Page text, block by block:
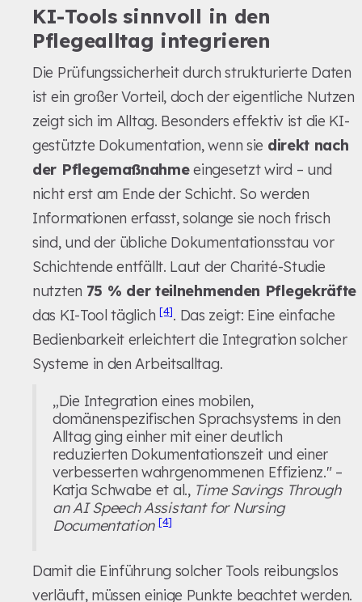
KI-Tools sinnvoll in den
Pflegealltag integrieren
Die Prüfungssicherheit durch strukturierte Daten
ist ein großer Vorteil, doch der eigentliche Nutzen
zeigt sich im Alltag. Besonders effektiv ist die KI-
gestützte Dokumentation, wenn sie direkt nach
der Pflegemaßnahmeeingesetzt wird – und
nicht erst am Ende der Schicht. So werden
Informationen erfasst, solange sie noch frisch
sind, und der übliche Dokumentationsstau vor
Schichtende entfällt. Laut der Charité-Studie
nutzten 75 % der teilnehmenden Pflegekräfte
das KI-Tool täglich [4]. Das zeigt: Eine einfache
Bedienbarkeit erleichtert die Integration solcher
Systeme in den Arbeitsalltag.
„Die Integration eines mobilen,
domänenspezifischen Sprachsystems in den
Alltag ging einher mit einer deutlich
reduzierten Dokumentationszeit und einer
verbesserten wahrgenommenen Effizienz." –
Katja Schwabe et al., Time Savings Through
an AI Speech Assistant for Nursing
Documentation [4]
Damit die Einführung solcher Tools reibungslos
verläuft, müssen einige Punkte beachtet werden.